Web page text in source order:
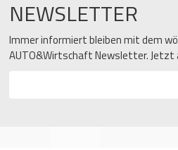
NEWSLETTER
Immer informiert bleiben mit dem
AUTO&Wirtschaft Newsletter. Jetzt